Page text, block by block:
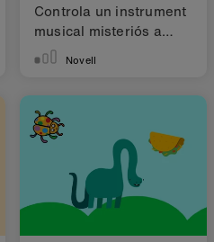
Controla un instrument
musical misteriós a
ScratchNovell